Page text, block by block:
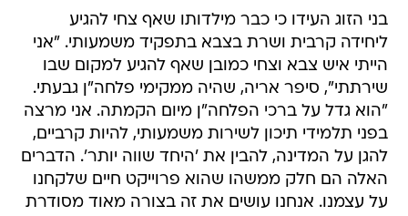
בני הזוג העידו כי כבר מילדותו שאף צחי להגיע
ליחידה קרבית ושרת בצבא בתפקיד משמעותי. "אני
הייתי איש צבא וצחי כמובן שאף להגיע למקום שבו
שירתתי", סיפר אריה, שהיה ממקימי פלחה"ן גבעתי.
"הוא גדל על ברכי הפלחה"ן מיום הקמתה. אני מרצה
בפני תלמידי תיכון לשירות משמעותי, להיות קרביים,
להגן על המדינה, להבין את 'היחד שווה יותר'. הדברים
האלה הם חלק ממשהו שהוא פרוייקט חיים שלקחנו
על עצמנו. אנחנו עושים את זה בצורה מאוד מסודרת